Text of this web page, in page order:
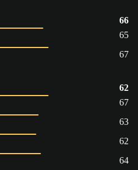
66
65
67
62
67
63
62
64